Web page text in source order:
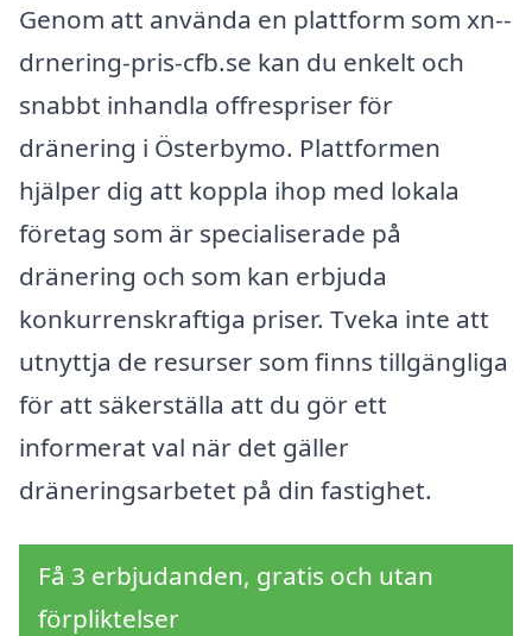
Genom att använda en plattform som xn--
drnering-pris-cfb.se kan du enkelt och
snabbt inhandla offrespriser för
dränering i Österbymo. Plattformen
hjälper dig att koppla ihop med lokala
företag som är specialiserade på
dränering och som kan erbjuda
konkurrenskraftiga priser. Tveka inte att
utnyttja de resurser som finns tillgängliga
för att säkerställa att du gör ett
informerat val när det gäller
dräneringsarbetet på din fastighet.
Få 3 erbjudanden, gratis och utan
förpliktelser